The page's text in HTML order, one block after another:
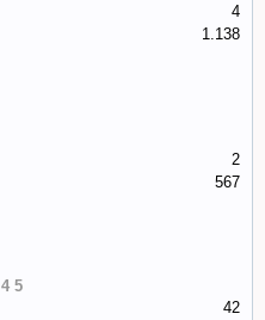
4
1.138
2
567
4 5
42